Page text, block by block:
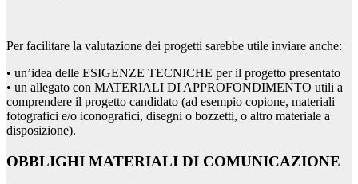
Per facilitare la valutazione dei progetti sarebbe utile inviare anche:
• un’idea delle ESIGENZE TECNICHE per il progetto presentato
• un allegato con MATERIALI DI APPROFONDIMENTO utili a
comprendere il progetto candidato (ad esempio copione, materiali
fotografici e/o iconografici, disegni o bozzetti, o altro materiale a
disposizione).
OBBLIGHI MATERIALI DI COMUNICAZIONE